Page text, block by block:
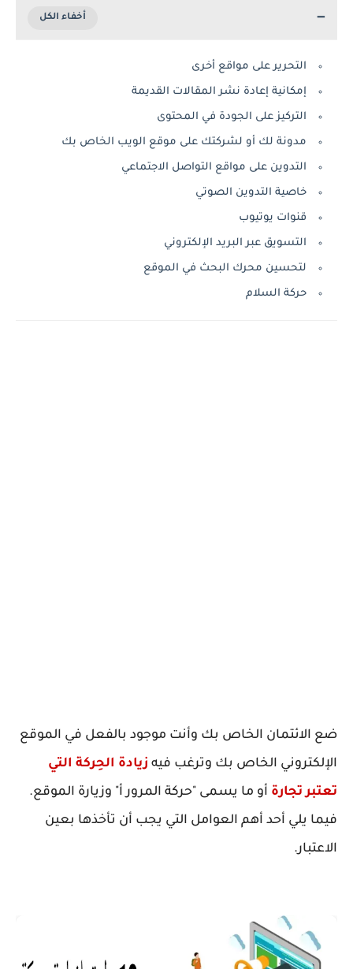
التحرير على مواقع أخرى
إمكانية إعادة نشر المقالات القديمة
التركيز على الجودة في المحتوى
مدونة لك أو لشركتك على موقع الويب الخاص بك
التدوين على مواقع التواصل الاجتماعي
خاصية التدوين الصوتي
قنوات يوتيوب
التسويق عبر البريد الإلكتروني
لتحسين محرك البحث في الموقع
حركة السلام
ضع الائتمان الخاص بك وأنت موجود بالفعل في الموقع
الإلكتروني الخاص بك وترغب فيه زيادة الحِركة التي
تعتبرتجارة أو ما يسمى "حركة المرور أ" وزيارة الموقع.
فيما يلي أحد أهم العوامل التي يجب أن تأخذها بعين
الاعتبار.